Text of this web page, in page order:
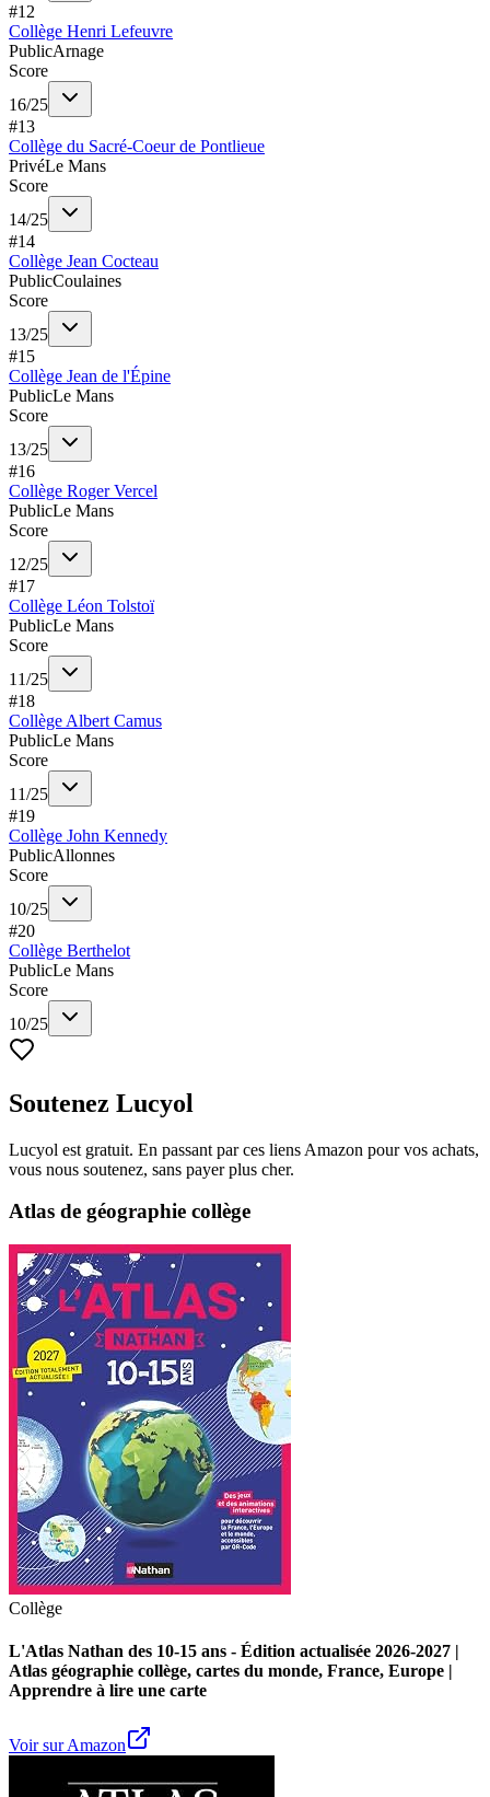
#12
Collège Henri Lefeuvre
PublicArnage
Score
16/25
#13
Collège du Sacré-Coeur de Pontlieue
PrivéLe Mans
Score
14/25
#14
Collège Jean Cocteau
PublicCoulaines
Score
13/25
#15
Collège Jean de l'Épine
PublicLe Mans
Score
13/25
#16
Collège Roger Vercel
PublicLe Mans
Score
12/25
#17
Collège Léon Tolstoï
PublicLe Mans
Score
11/25
#18
Collège Albert Camus
PublicLe Mans
Score
11/25
#19
Collège John Kennedy
PublicAllonnes
Score
10/25
#20
Collège Berthelot
PublicLe Mans
Score
10/25
Soutenez Lucyol
Lucyol est gratuit. En passant par ces liens Amazon pour vos achats,
vous nous soutenez, sans payer plus cher.
Atlas de géographie collège
Collège
L'Atlas Nathan des 10-15 ans - Édition actualisée 2026-2027 |
Atlas géographie collège, cartes du monde, France, Europe |
Apprendre à lire une carte
Voir sur Amazon